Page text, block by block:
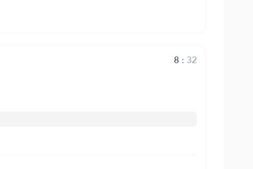
8 : 32